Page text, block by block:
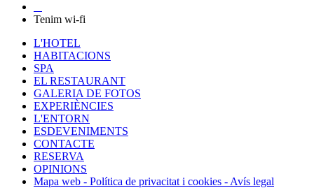
Tenim wi-fi
L'HOTEL
HABITACIONS
SPA
EL RESTAURANT
GALERIA DE FOTOS
EXPERIÈNCIES
L'ENTORN
ESDEVENIMENTS
CONTACTE
RESERVA
OPINIONS
Mapa web - Política de privacitat i cookies - Avís legal